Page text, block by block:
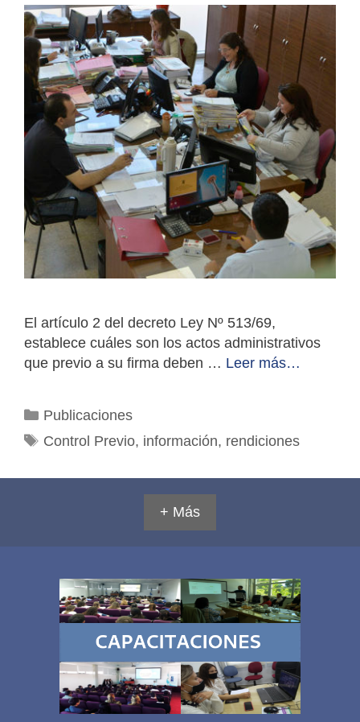
El artículo 2 del decreto Ley Nº 513/69,
establece cuáles son los actos administrativos
que previo a su firma deben … Leer más…
Categorías
Publicaciones
Etiquetas
Control Previo, información, rendiciones
+ Más